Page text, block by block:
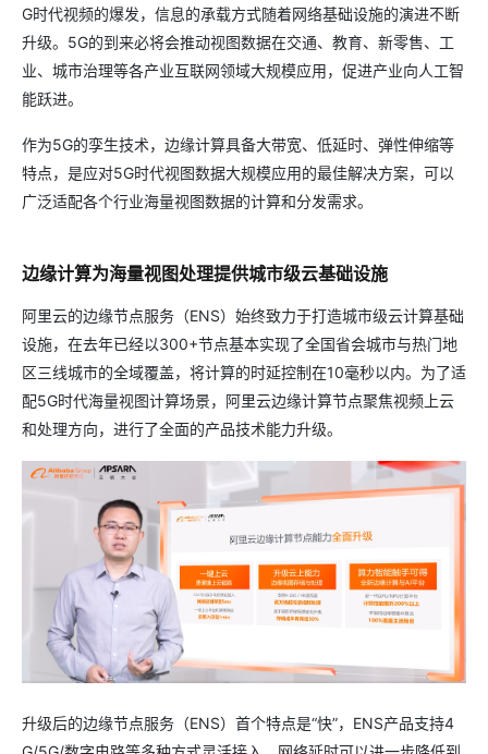
G时代视频的爆发，信息的承载方式随着网络基础设施的演进不断
升级。5G的到来必将会推动视图数据在交通、教育、新零售、工
业、城市治理等各产业互联网领域大规模应用，促进产业向人工智
能跃进。
作为5G的孪生技术，边缘计算具备大带宽、低延时、弹性伸缩等
特点，是应对5G时代视图数据大规模应用的最佳解决方案，可以
广泛适配各个行业海量视图数据的计算和分发需求。
边缘计算为海量视图处理提供城市级云基础设施
阿里云的边缘节点服务（ENS）始终致力于打造城市级云计算基础
设施，在去年已经以300+节点基本实现了全国省会城市与热门地
区三线城市的全域覆盖，将计算的时延控制在10毫秒以内。为了适
配5G时代海量视图计算场景，阿里云边缘计算节点聚焦视频上云
和处理方向，进行了全面的产品技术能力升级。
升级后的边缘节点服务（ENS）首个特点是“快”，ENS产品支持4